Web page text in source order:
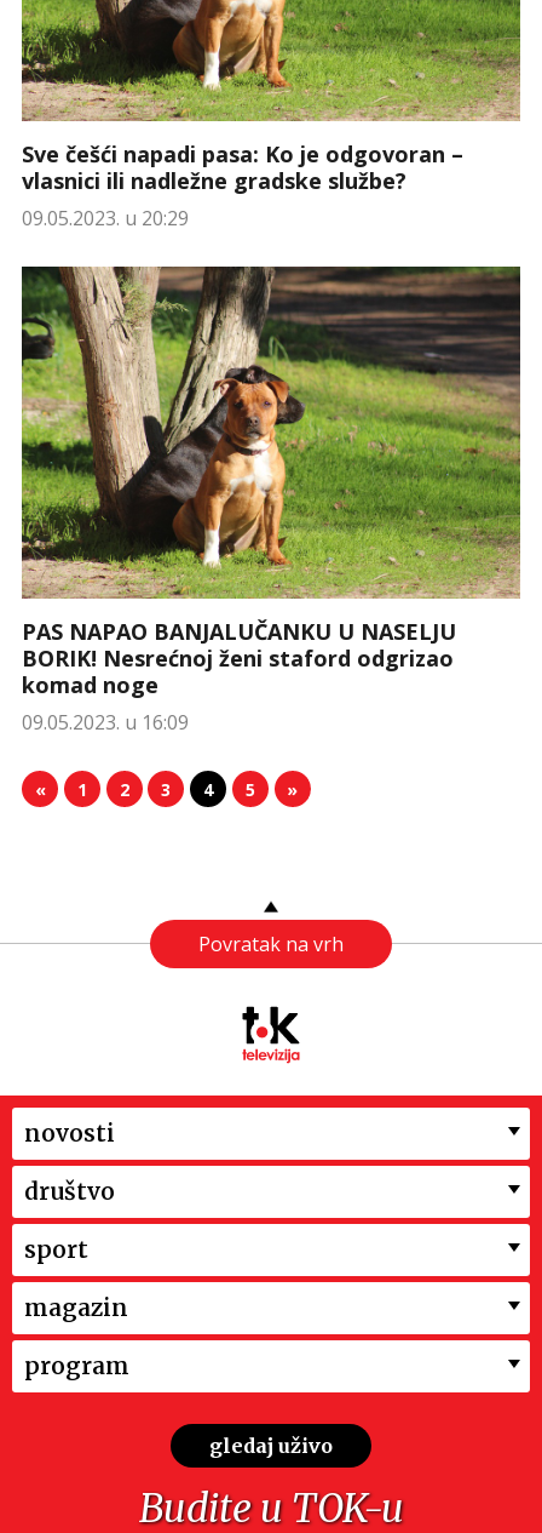
Sve češći napadi pasa: Ko je odgovoran –
vlasnici ili nadležne gradske službe?
09.05.2023. u 20:29
PAS NAPAO BANJALUČANKU U NASELJU
BORIK! Nesrećnoj ženi staford odgrizao
komad noge
09.05.2023. u 16:09
« 1 2 3 4 5 »
Povratak na vrh
novosti
društvo
sport
magazin
program
gledaj uživo
Budite u TOK-u